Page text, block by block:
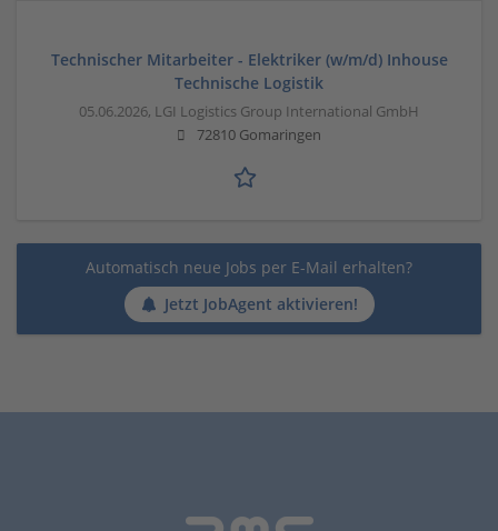
Technischer Mitarbeiter - Elektriker (w/m/d) Inhouse
Technische Logistik
05.06.2026, LGI Logistics Group International GmbH
72810 Gomaringen
Automatisch neue Jobs per E-Mail erhalten?
Jetzt JobAgent aktivieren!